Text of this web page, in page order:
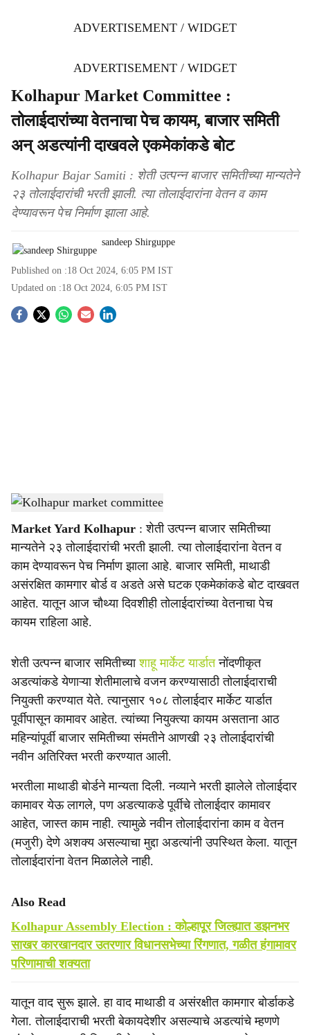
ADVERTISEMENT / WIDGET
ADVERTISEMENT / WIDGET
Kolhapur Market Committee :
तोलाईदारांच्या वेतनाचा पेच कायम, बाजार समिती
अन् अडत्यांनी दाखवले एकमेकांकडे बोट
Kolhapur Bajar Samiti : शेती उत्पन्न बाजार समितीच्या मान्यतेने
२३ तोलाईदारांची भरती झाली. त्या तोलाईदारांना वेतन व काम
देण्यावरून पेच निर्माण झाला आहे.
sandeep Shirguppe
Published on :18 Oct 2024, 6:05 PM IST
Updated on :18 Oct 2024, 6:05 PM IST
S
a
r
e
Kolhapur market committee- agrowon
Market Yard Kolhapur : शेती उत्पन्न बाजार समितीच्या
मान्यतेने २३ तोलाईदारांची भरती झाली. त्या तोलाईदारांना वेतन व
काम देण्यावरून पेच निर्माण झाला आहे. बाजार समिती, माथाडी
असंरक्षित कामगार बोर्ड व अडते असे घटक एकमेकांकडे बोट दाखवत
आहेत. यातून आज चौथ्या दिवशीही तोलाईदारांच्या वेतनाचा पेच
कायम राहिला आहे.
शेती उत्पन्न बाजार समितीच्याशाहू मार्केट यार्डातनोंदणीकृत
अडत्यांकडे येणाऱ्या शेतीमालाचे वजन करण्यासाठी तोलाईदाराची
नियुक्ती करण्यात येते. त्यानुसार १०८ तोलाईदार मार्केट यार्डात
पूर्वीपासून कामावर आहेत. त्यांच्या नियुक्त्या कायम असताना आठ
महिन्यांपूर्वी बाजार समितीच्या संमतीने आणखी २३ तोलाईदारांची
नवीन अतिरिक्त भरती करण्यात आली.
भरतीला माथाडी बोर्डने मान्यता दिली. नव्याने भरती झालेले तोलाईदार
कामावर येऊ लागले, पण अडत्याकडे पूर्वीचे तोलाईदार कामावर
आहेत, जास्त काम नाही. त्यामुळे नवीन तोलाईदारांना काम व वेतन
(मजुरी) देणे अशक्य असल्याचा मुद्दा अडत्यांनी उपस्थित केला. यातून
तोलाईदारांना वेतन मिळालेले नाही.
Also Read
Kolhapur Assembly Election : कोल्हापूर जिल्ह्यात डझनभर
साखर कारखानदार उतरणार विधानसभेच्या रिंगणात, गळीत हंगामावर
परिणामाची शक्यता
यातून वाद सुरू झाले. हा वाद माथाडी व असंरक्षीत कामगार बोर्डाकडे
गेला. तोलाईदाराची भरती बेकायदेशीर असल्याचे अडत्यांचे म्हणणे